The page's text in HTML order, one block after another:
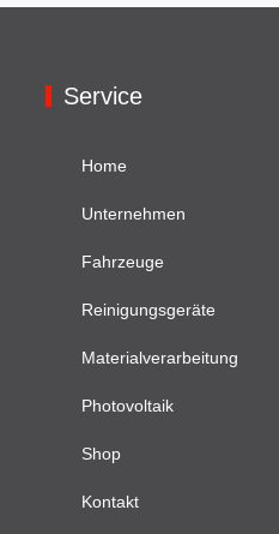
Service
Home
Unternehmen
Fahrzeuge
Reinigungsgeräte
Materialverarbeitung
Photovoltaik
Shop
Kontakt